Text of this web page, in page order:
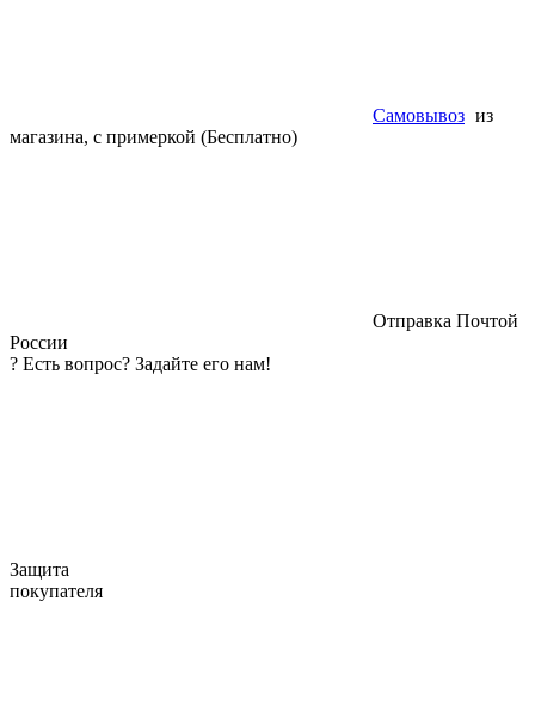
Самовывоз из
магазина, с примеркой (Бесплатно)
Отправка Почтой
России
? Есть вопрос? Задайте его нам!
Защита
покупателя